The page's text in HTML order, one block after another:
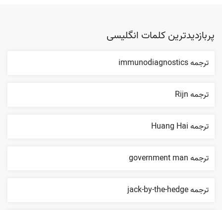
پربازدیدترین کلمات انگلیسی
ترجمه immunodiagnostics
ترجمه Rijn
ترجمه Huang Hai
ترجمه government man
ترجمه jack-by-the-hedge